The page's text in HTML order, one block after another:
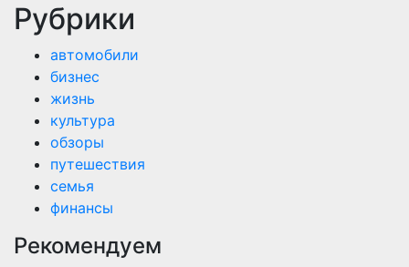
Рубрики
автомобили
бизнес
жизнь
культура
обзоры
путешествия
семья
финансы
Рекомендуем